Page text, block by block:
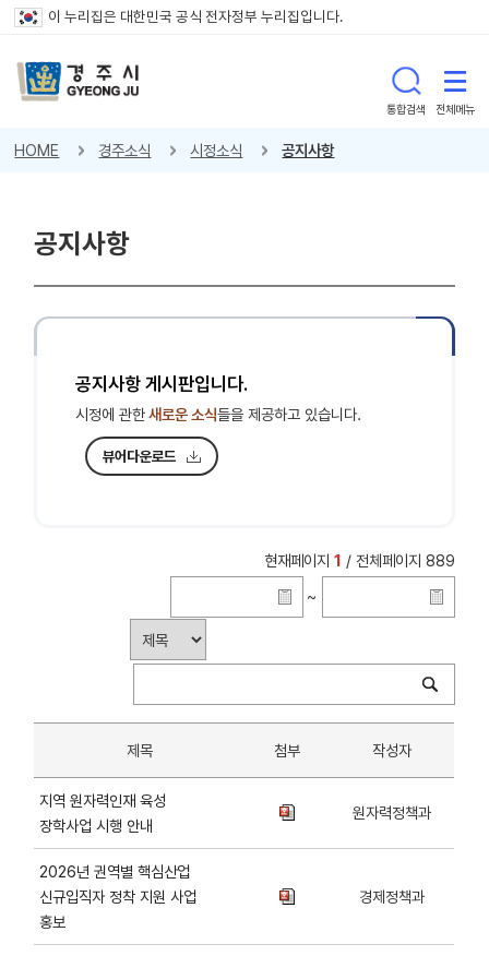
이 누리집은 대한민국 공식 전자정부 누리집입니다.
통합검색 전체메뉴
HOME 경주소식 시정소식 공지사항
공지사항
공지사항 게시판입니다.
시정에 관한새로운 소식들을 제공하고 있습니다.
뷰어다운로드
현재페이지 1 / 전체페이지 889
~
제목 첨부 작성자
지역 원자력인재 육성
장학사업 시행 안내
원자력정책과
2026년 권역별 핵심산업
신규입직자 정착 지원 사업
홍보
경제정책과